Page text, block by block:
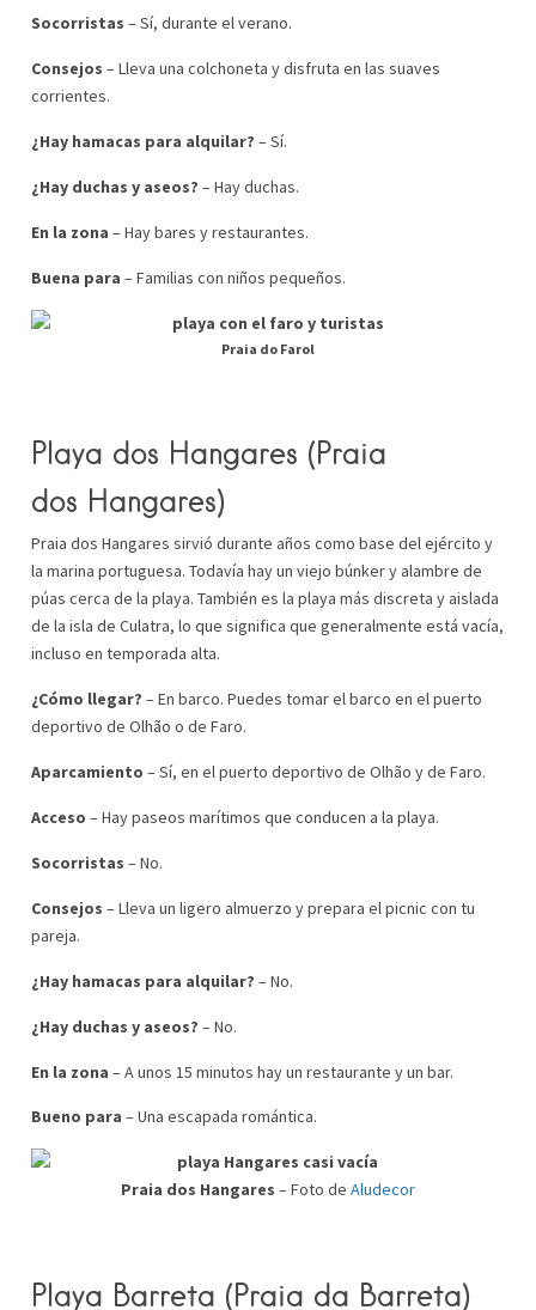
Socorristas – Sí, durante el verano.
Consejos – Lleva una colchoneta y disfruta en las suaves
corrientes.
¿Hay hamacas para alquilar? – Sí.
¿Hay duchas y aseos? – Hay duchas.
En la zona – Hay bares y restaurantes.
Buena para – Familias con niños pequeños.
Praia do Farol
Playa dos Hangares (Praia
dos Hangares)
Praia dos Hangares sirvió durante años como base del ejército y
la marina portuguesa. Todavía hay un viejo búnker y alambre de
púas cerca de la playa. También es la playa más discreta y aislada
de la isla de Culatra, lo que significa que generalmente está vacía,
incluso en temporada alta.
¿Cómo llegar? – En barco. Puedes tomar el barco en el puerto
deportivo de Olhão o de Faro.
Aparcamiento – Sí, en el puerto deportivo de Olhão y de Faro.
Acceso – Hay paseos marítimos que conducen a la playa.
Socorristas – No.
Consejos – Lleva un ligero almuerzo y prepara el picnic con tu
pareja.
¿Hay hamacas para alquilar? – No.
¿Hay duchas y aseos? – No.
En la zona – A unos 15 minutos hay un restaurante y un bar.
Bueno para – Una escapada romántica.
Praia dos Hangares – Foto de Aludecor
Playa Barreta (Praia da Barreta)